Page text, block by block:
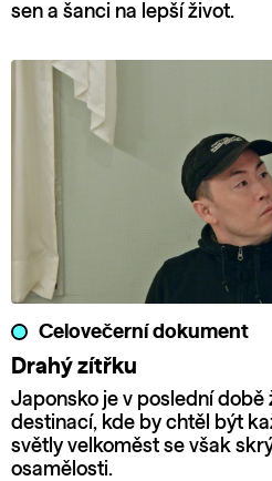
sen a šanci na lepší život.
Celovečerní dokument
Drahý zítřku
Japonsko je v poslední době
destinací, kde by chtěl být
světly velkoměst se však
osamělosti.